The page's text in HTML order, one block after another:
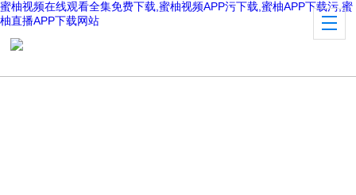
蜜柚视频在线观看全集免费下载,蜜柚视频APP污下载,蜜柚APP下载污,蜜
柚直播APP下载网站